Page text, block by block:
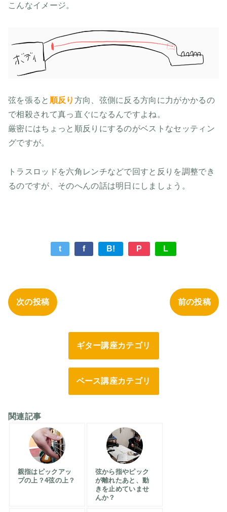
こんなイメージ。
弦を張ると 順反り 方向、弦側に反る方向に力がかかるの
で相殺されて真っ直ぐになるんですよね。
厳密にはちょっと順反りにするのがベストなセッティン
グですが。
トラスロッドを六角レンチなどで回すと反りを調整でき
るのですが、そのへんの話は明日にしましょう。
t f B! P L
次の投稿 前の投稿
ギター講座カテゴリ
ベース講座カテゴリ
関連記事
親指はピックアッ
プの上？4弦の上？
弦から指やピック
が離れたあと、動
きを止めていませ
んか？